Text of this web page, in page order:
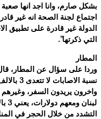
بشكل صارم، وانا اجد انها
اجتماع لجنة الصحة انه غير
الدولة غير قادرة على تطبيق
التي ذكرتها”.
المطار
وردا على سؤال عن المطار،
نسبة
واخرون يريدون السفر، وغيرهم
التشدد من خلال الحجر في